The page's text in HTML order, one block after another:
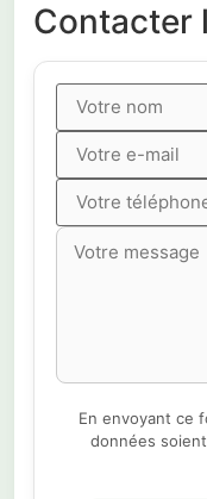
Contacter
En envoyant ce
données